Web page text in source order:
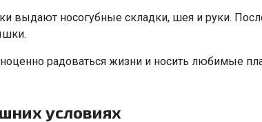
выдают носогубные складки, шея и руки.
радоваться жизни и носить любимые
условиях